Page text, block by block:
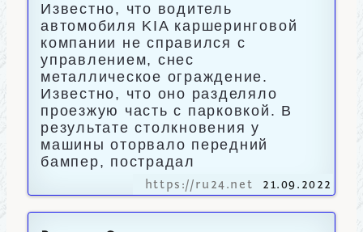
Известно, что водитель
автомобиля KIA каршеринговой
компании не справился с
управлением, снес
металлическое ограждение.
Известно, что оно разделяло
проезжую часть с парковкой. В
результате столкновения у
машины оторвало передний
бампер, пострадал
https://ru24.net 21.09.2022